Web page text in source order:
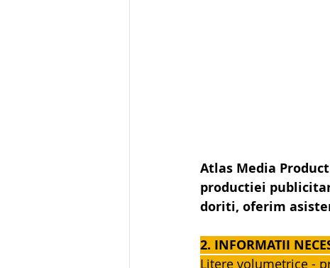
Atlas Media
productiei
doriti, oferim
2. INFORMATII
Litere volumetrice -